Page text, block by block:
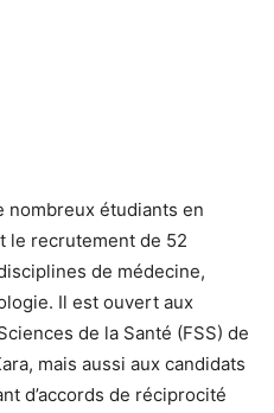
nombreux étudiants en
le recrutement de 52
de médecine,
Il est ouvert aux
de la Santé (FSS) de
mais aussi aux candidats
d’accords de réciprocité